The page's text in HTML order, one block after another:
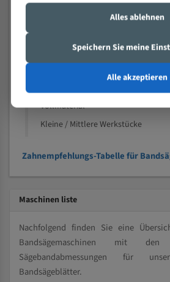
Speziell entwickelt für Profile / Rohre
Kleine und mittlere Profile /
Vollmaterial
Kleine / Mittlere Werkstücke
Zahnempfehlungs-Tabelle für
Maschinen liste
Nachfolgend finden Sie eine
Bandsägemaschinen mit
Sägebandabmessungen für
Bandsägeblätter.
Alles ablehnen
Speichern Sie meine
Alle akzeptieren